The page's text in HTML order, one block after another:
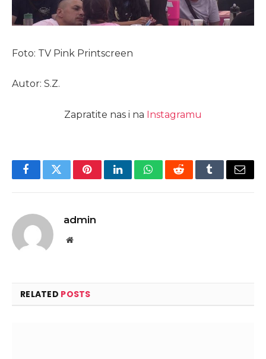
Foto: TV Pink Printscreen
Autor: S.Z.
Zapratite nas i na Instagramu
FacebookTwitterPinterestLinkedInWhatsAppRedditTumblrEmail
admin
Website
RELATED POSTS